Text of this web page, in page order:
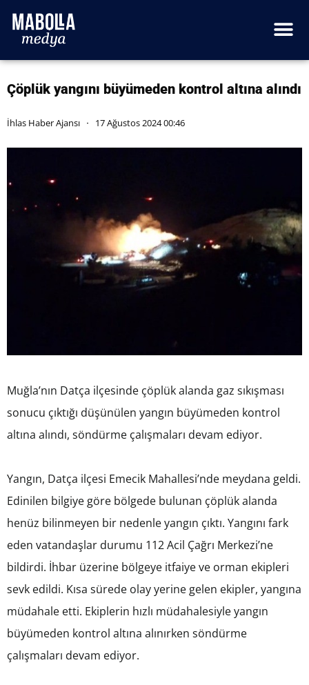
Çöplük yangını büyümeden kontrol altına alındı
İhlas Haber Ajansı 17 Ağustos 2024 00:46
Muğla’nın Datça ilçesinde çöplük alanda gaz sıkışması
sonucu çıktığı düşünülen yangın büyümeden kontrol
altına alındı, söndürme çalışmaları devam ediyor.
Yangın, Datça ilçesi Emecik Mahallesi’nde meydana geldi.
Edinilen bilgiye göre bölgede bulunan çöplük alanda
henüz bilinmeyen bir nedenle yangın çıktı. Yangını fark
eden vatandaşlar durumu 112 Acil Çağrı Merkezi’ne
bildirdi. İhbar üzerine bölgeye itfaiye ve orman ekipleri
sevk edildi. Kısa sürede olay yerine gelen ekipler, yangına
müdahale etti. Ekiplerin hızlı müdahalesiyle yangın
büyümeden kontrol altına alınırken söndürme
çalışmaları devam ediyor.